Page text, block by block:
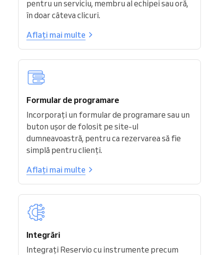
pentru un serviciu, membru al echipei sau oră,
în doar câteva clicuri.
Aflați mai multe
Formular de programare
Incorporați un formular de programare sau un
buton ușor de folosit pe site-ul
dumneavoastră, pentru ca rezervarea să fie
simplă pentru clienți.
Aflați mai multe
Integrări
Integrați Reservio cu instrumente precum